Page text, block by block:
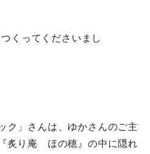
くってくださいまし
ク」さんは、ゆかさんのご主
炙り庵 ほの穂』の中に隠れ